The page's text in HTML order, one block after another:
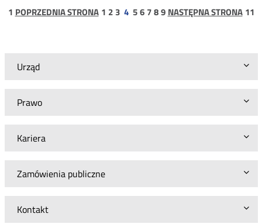
Urząd
Prawo
Kariera
Zamówienia publiczne
Kontakt
decyzji
dla
o.o.
1strona
POPRZEDNIA STRONA strona
1 strona
2 strona
3 4 strona
5strona
6 strona
7strona
8strona
9 NASTĘPNA STRONA 11